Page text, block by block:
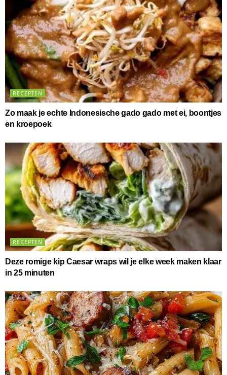
RECEPTEN
Zo maak je echte Indonesische gado gado met ei, boontjes
en kroepoek
RECEPTEN
Deze romige kip Caesar wraps wil je elke week maken klaar
in 25 minuten